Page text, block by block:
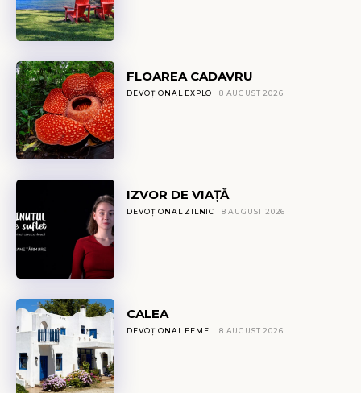
FLOAREA CADAVRU
DEVOȚIONAL EXPLO 8 AUGUST 2026
IZVOR DE VIAȚĂ
DEVOȚIONAL ZILNIC 8 AUGUST 2026
CALEA
DEVOȚIONAL FEMEI 8 AUGUST 2026